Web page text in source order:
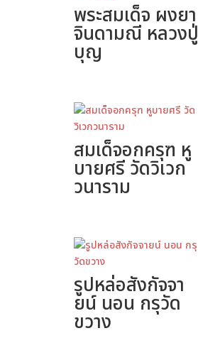
พระสมเด็จ ผงยา
จินดามณี หลวงปู่
บุญ
สมเด็จอกครุฑ หู
บายศรี วัดวิเวก
วนาราม
รูปหล่อสังกัจจา
ยน์ นอน กรุวัด
ขวาง